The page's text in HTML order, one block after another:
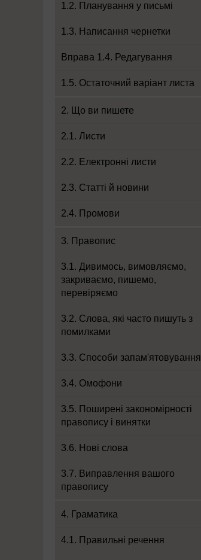
1.2. Планування у письмі
1.3. Написання чернетки
Вправа 1.4. Редагування
1.5. Остаточний варіант листа
2. Що ви пишете
2.1. Листи
2.2. Електронні листи
2.3. Статті й новини
2.4. Промови
3. Правопис
3.1. Дивимось, вимовляємо,
закриваємо, пишемо,
перевіряємо
3.2. Слова, які часто пишуть з
помилками
3.3. Способи запам'ятовування
3.4. Омофони
3.5. Поширені закономірності
правопису і винятки
3.6. Нові слова
3.7. Виправлення вашого
правопису
4. Граматика
4.1. Правильні речення